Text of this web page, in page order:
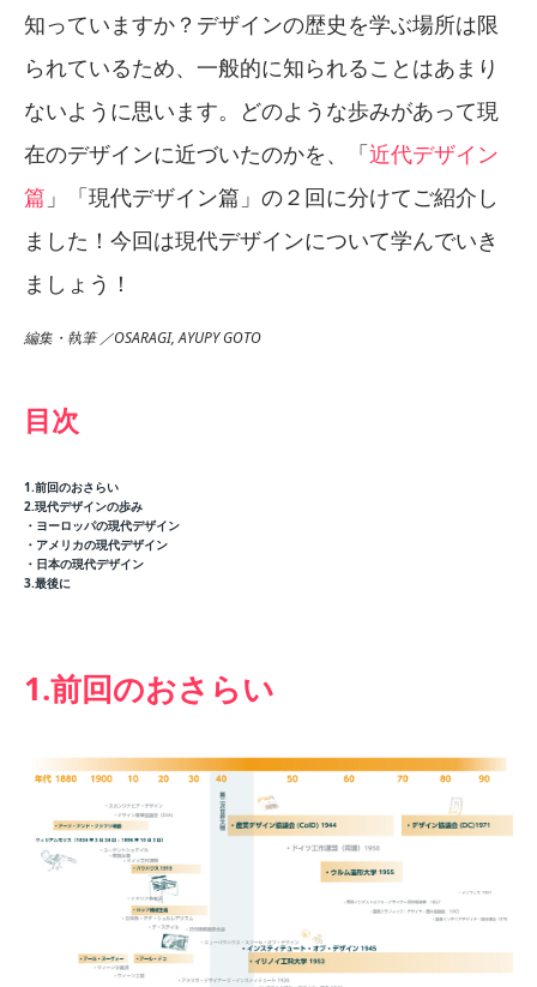
知っていますか？デザインの歴史を学ぶ場所は限
られているため、一般的に知られることはあまり
ないように思います。どのような歩みがあって現
在のデザインに近づいたのかを、「近代デザイン
篇 」「現代デザイン篇」の２回に分けてご紹介し
ました！今回は現代デザインについて学んでいき
ましょう！
編集・執筆 ／OSARAGI, AYUPY GOTO
目次
1.前回のおさらい
2.現代デザインの歩み
・ヨーロッパの現代デザイン
・アメリカの現代デザイン
・日本の現代デザイン
3.最後に
1.前回のおさらい